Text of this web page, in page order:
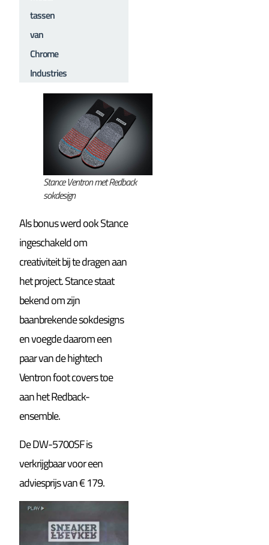
tassen
van
Chrome
Industries
Stance Ventron met Redback
sokdesign
Als bonus werd ook Stance
ingeschakeld om
creativiteit bij te dragen aan
het project. Stance staat
bekend om zijn
baanbrekende sokdesigns
en voegde daarom een
paar van de hightech
Ventron foot covers toe
aan het Redback-
ensemble.
De DW-5700SF is
verkrijgbaar voor een
adviesprijs van € 179.